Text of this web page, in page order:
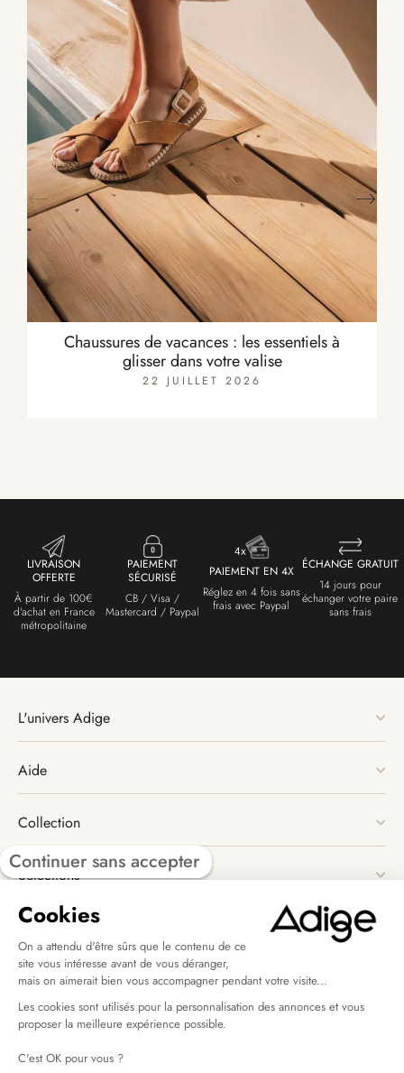
Chaussures de vacances : les essentiels à
glisser dans votre valise
22 JUILLET 2026
LIVRAISON
OFFERTE
À partir de 100€
d'achat en France
métropolitaine
PAIEMENT
SÉCURISÉ
CB / Visa /
Mastercard / Paypal
PAIEMENT EN 4X
Réglez en 4 fois sans
frais avec Paypal
ÉCHANGE GRATUIT
14 jours pour
échanger votre paire
sans frais
L'univers Adige
Aide
Collection
Sélections
Nous suivre
Continuer sans accepter
Cookies
On a attendu d'être sûrs que le contenu de ce
site vous intéresse avant de vous déranger,
mais on aimerait bien vous accompagner pendant votre visite...
Les cookies sont utilisés pour la personnalisation des annonces et vous
proposer la meilleure expérience possible.
C'est OK pour vous ?